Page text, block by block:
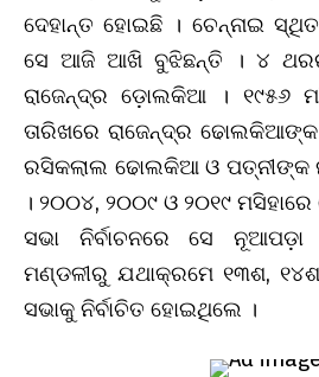
ଦେହାନ୍ତ ହୋଇଛି । ଚେନ୍ନାଇ
ସେ ଆଜି ଆଖି ବୁଝିଛନ୍ତି । ୪
ରାଜେନ୍ଦ୍ର ଡ଼ୋଲକିଆ । ୧୯୫୬
ତାରିଖରେ ରାଜେନ୍ଦ୍ର ଢୋଲକିଆଙ୍କ
ରସିକଲାଲ ଢୋଲକିଆ ଓ ପତ୍ନୀଙ୍କ
। ୨୦୦୪, ୨୦୦୯ ଓ ୨୦୧୯
ସଭା ନିର୍ବାଚନରେ ସେ ନୂଆପଡ଼ା
ମଣ୍ଡଳୀରୁ ଯଥାକ୍ରମେ ୧୩ଶ,
ସଭାକୁ ନିର୍ବାଚିତ ହୋଇଥିଲେ ।